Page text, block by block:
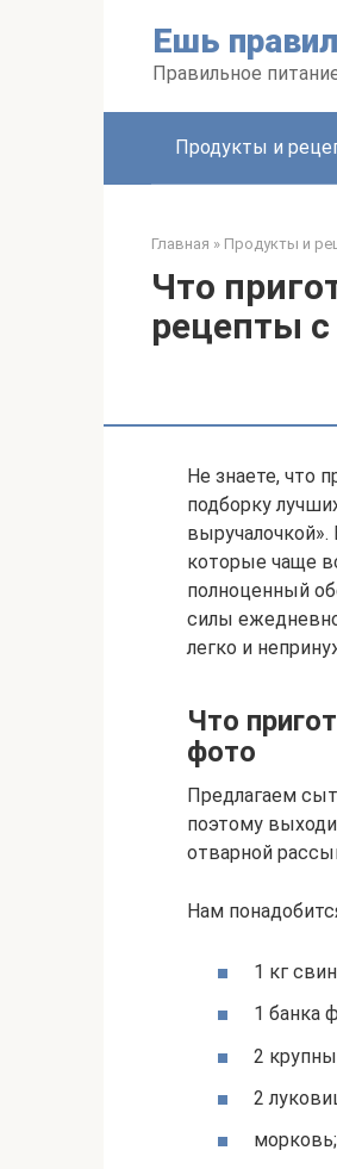
Ешь
Правильное
Продукты и
Главная » Продукты и
Что
рецепты
Не знаете, что
подборку
которые чаще
полноценный
силы
легко и
Что
фото
Предлагаем
поэтому
отварной
Нам
1 кг
1 банка
2
2
морковь;